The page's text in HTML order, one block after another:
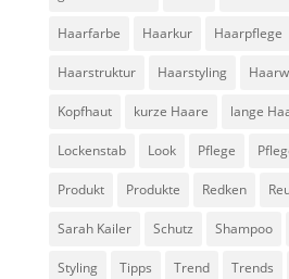
Haarfarbe Haarkur Haarpflege
Haarstruktur Haarstyling
Kopfhaut kurze Haare lange
Lockenstab Look Pflege
Produkt Produkte Redken
Sarah Kailer Schutz Shampoo
Styling Tipps Trend Trends